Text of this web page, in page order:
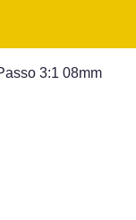
3:1 08mm